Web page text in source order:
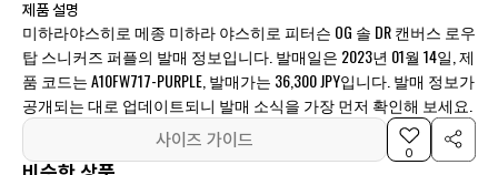
제품 설명
미하라야스히로 메종 미하라 야스히로 피터슨 OG 솔 DR 캔버스 로우
탑 스니커즈 퍼플의 발매 정보입니다. 발매일은 2023년 01월 14일, 제
품 코드는 A10FW717-PURPLE, 발매가는 36,300 JPY입니다. 발매 정보가
공개되는 대로 업데이트되니 발매 소식을 가장 먼저 확인해 보세요.
사이즈 가이드
0